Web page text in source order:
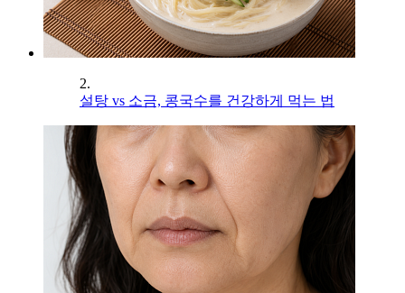
2.
설탕 vs 소금, 콩국수를 건강하게 먹는 법